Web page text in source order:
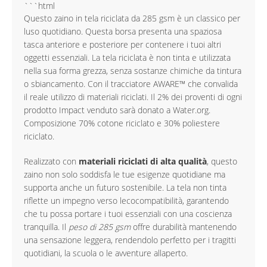
```html
Questo zaino in tela riciclata da 285 gsm è un classico per
luso quotidiano. Questa borsa presenta una spaziosa
tasca anteriore e posteriore per contenere i tuoi altri
oggetti essenziali. La tela riciclata è non tinta e utilizzata
nella sua forma grezza, senza sostanze chimiche da tintura
o sbiancamento. Con il tracciatore AWARE™ che convalida
il reale utilizzo di materiali riciclati. Il 2% dei proventi di ogni
prodotto Impact venduto sarà donato a Water.org.
Composizione 70% cotone riciclato e 30% poliestere
riciclato.
Realizzato con materiali riciclati di alta qualità, questo
zaino non solo soddisfa le tue esigenze quotidiane ma
supporta anche un futuro sostenibile. La tela non tinta
riflette un impegno verso lecocompatibilità, garantendo
che tu possa portare i tuoi essenziali con una coscienza
tranquilla. Il peso di 285 gsmoffre durabilità mantenendo
una sensazione leggera, rendendolo perfetto per i tragitti
quotidiani, la scuola o le avventure allaperto.